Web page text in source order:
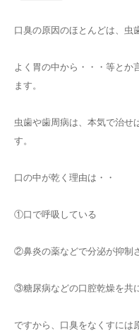
口臭の原因のほとんどは、虫
よく胃の中から・・・等とか
ます。
虫歯や歯周病は、本気で治せ
す。
口の中が乾く理由は・・
①口で呼吸している
②鼻炎の薬などで分泌が抑制
③糖尿病などの口腔乾燥を共
ですから、口臭をなくすには